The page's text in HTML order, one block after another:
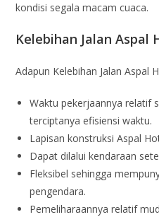
kondisi segala macam cuaca.
Kelebihan Jalan Aspal
Adapun Kelebihan Jalan Aspal
Waktu pekerjaannya relatif
terciptanya efisiensi waktu.
Lapisan konstruksi Aspal
Dapat dilalui kendaraan
Fleksibel sehingga
pengendara.
Pemeliharaannya relatif